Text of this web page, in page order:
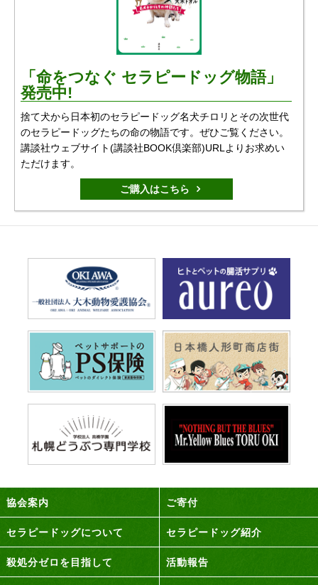
「命をつなぐ セラピードッグ物語」
発売中!
捨て犬から日本初のセラピードッグ名犬チロリとその次世代
のセラピードッグたちの命の物語です。ぜひご覧ください。
講談社ウェブサイト(講談社BOOK倶楽部)URLよりお求めい
ただけます。
ご購入はこちら
協会案内 ご寄付
セラピードッグについて セラピードッグ紹介
殺処分ゼロを目指して 活動報告